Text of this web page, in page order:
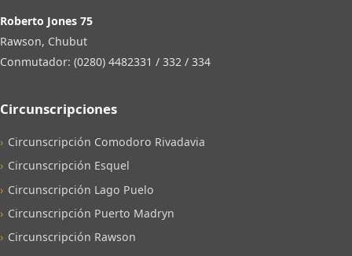
Roberto Jones 75
Rawson, Chubut
Conmutador: (0280) 4482331 / 332 / 334
Circunscripciones
Circunscripción Comodoro Rivadavia
Circunscripción Esquel
Circunscripción Lago Puelo
Circunscripción Puerto Madryn
Circunscripción Rawson